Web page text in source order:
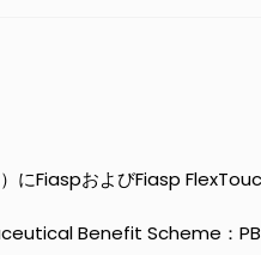
にFiaspおよびFiasp
Benefit Scheme：